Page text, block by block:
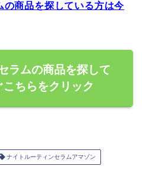
の商品を探している方は今
ラムの商品を探して
ちらをクリック
ナイトルーティンセラムアマゾン